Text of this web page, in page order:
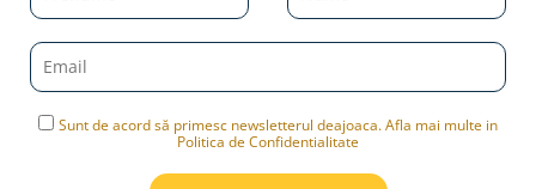
Sunt de acord să primesc newsletterul deajoaca. Afla mai multe in
Politica de Confidentialitate